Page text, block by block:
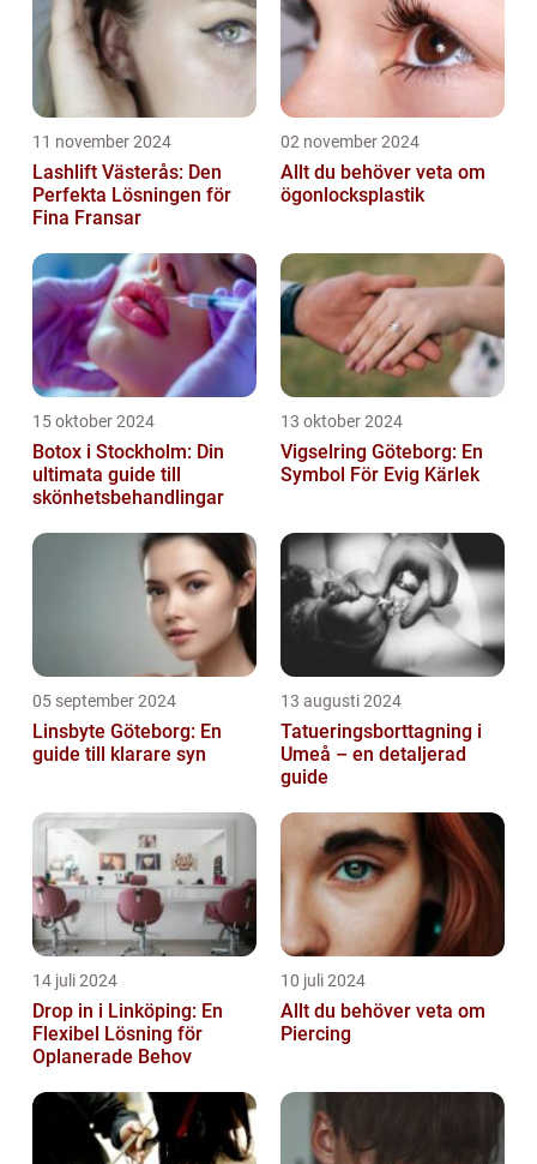
11 november 2024
Lashlift Västerås: Den
Perfekta Lösningen för
Fina Fransar
02 november 2024
Allt du behöver veta om
ögonlocksplastik
15 oktober 2024
Botox i Stockholm: Din
ultimata guide till
skönhetsbehandlingar
13 oktober 2024
Vigselring Göteborg: En
Symbol För Evig Kärlek
05 september 2024
Linsbyte Göteborg: En
guide till klarare syn
13 augusti 2024
Tatueringsborttagning i
Umeå – en detaljerad
guide
14 juli 2024
Drop in i Linköping: En
Flexibel Lösning för
Oplanerade Behov
10 juli 2024
Allt du behöver veta om
Piercing